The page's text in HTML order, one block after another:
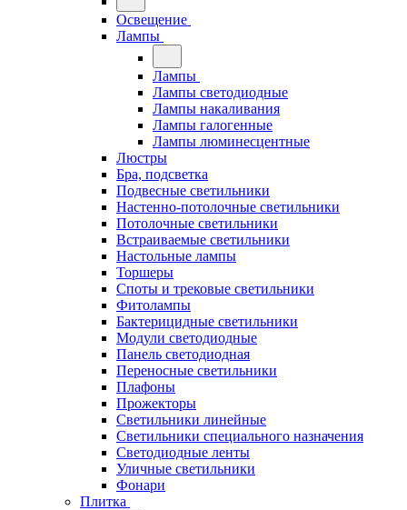
Освещение
Лампы
Лампы
Лампы светодиодные
Лампы накаливания
Лампы галогенные
Лампы люминесцентные
Люстры
Бра, подсветка
Подвесные светильники
Настенно-потолочные светильники
Потолочные светильники
Встраиваемые светильники
Настольные лампы
Торшеры
Споты и трековые светильники
Фитолампы
Бактерицидные светильники
Модули светодиодные
Панель светодиодная
Переносные светильники
Плафоны
Прожекторы
Светильники линейные
Светильники специального назначения
Светодиодные ленты
Уличные светильники
Фонари
Плитка